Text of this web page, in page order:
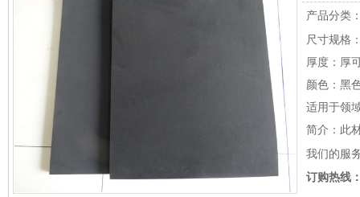
产品分类
尺寸规格
厚度：厚
颜色：黑
适用于领
简介：此
我们的服
订购热线